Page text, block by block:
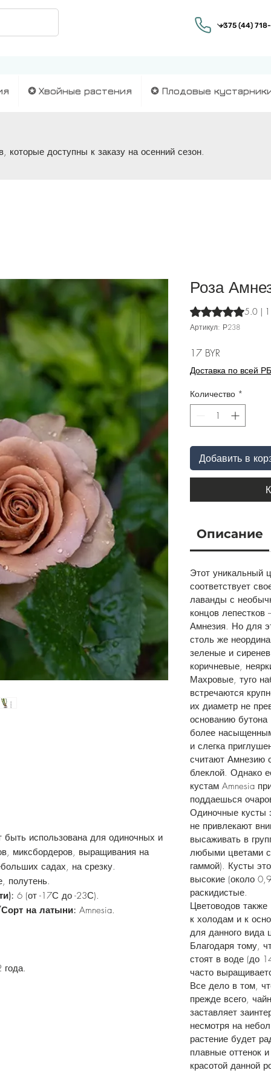
✪ Хвойные растения ✪ Плодовые
доступны к заказу на осенний сезон.
быть использована для одиночных и
миксбордеров, выращивания на
садах, на срезку.
полутень.
6 (от -17С до -23С).
на латыни: Amnesia.
года.
Роза
Оценка 5.0 из5.0 | 1
Артикул: Р238
17 BYR
Доставка по всей РБ
Количество *
Добавить в
Описание
Этот уникальный
соответствует
лаванды с
концов лепестков
Амнезия. Но для
столь же
зеленые и
коричневые,
Махровые, туго
встречаются
их диаметр не
основанию бутона
более
и слегка
считают Амнезию
блеклой. Однако
кустам Amnesia
поддаешься
Одиночные кусты
не привлекают
высаживать в
любыми цветами с
гаммой). Кусты
высокие (около
раскидистые.
Цветоводов также
к холодам и к
для данного вида
Благодаря тому,
стоят в воде (до
часто
Все дело в том,
прежде всего,
заставляет
несмотря на
растение будет
плавные оттенок
красотой данной